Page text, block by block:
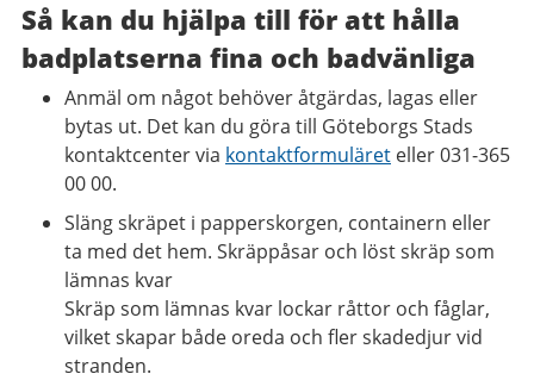
Så kan du hjälpa till för att hålla
badplatserna fina och badvänliga
Anmäl om något behöver åtgärdas, lagas eller
bytas ut. Det kan du göra till Göteborgs Stads
kontaktcenter via kontaktformuläret eller 031-365
00 00.
Släng skräpet i papperskorgen, containern eller
ta med det hem. Skräppåsar och löst skräp som
lämnas kvar
Skräp som lämnas kvar lockar råttor och fåglar,
vilket skapar både oreda och fler skadedjur vid
stranden.